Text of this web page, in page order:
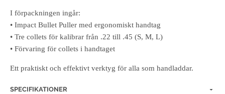
I förpackningen ingår:
• Impact Bullet Puller med ergonomiskt handtag
• Tre collets för kalibrar från .22 till .45 (S, M, L)
• Förvaring för collets i handtaget
Ett praktiskt och effektivt verktyg för alla som handladdar.
SPECIFIKATIONER